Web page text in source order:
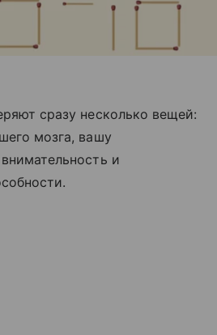
сразу несколько вещей:
мозга, вашу
и